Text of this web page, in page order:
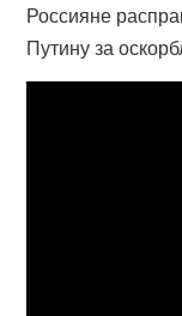
Россияне
Путину за